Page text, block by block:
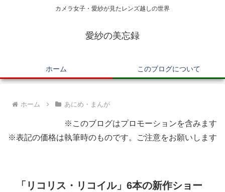
カメラ女子・愛紗が見たレンズ越しの世界
愛紗の美忘録
ホーム このブログについて
ホーム あにめ・まんが
※このブログはプロモーションを含みます
※表記の価格は執筆時のものです。ご注意をお願いします
「リコリス・リコイル」6本の新作ショー